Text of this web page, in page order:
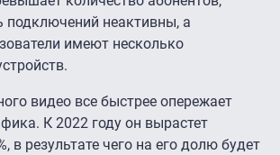
подключений неактивны, а
имеют несколько
видео все быстрее опережает
К 2022 году он вырастет
в результате чего на его долю будет